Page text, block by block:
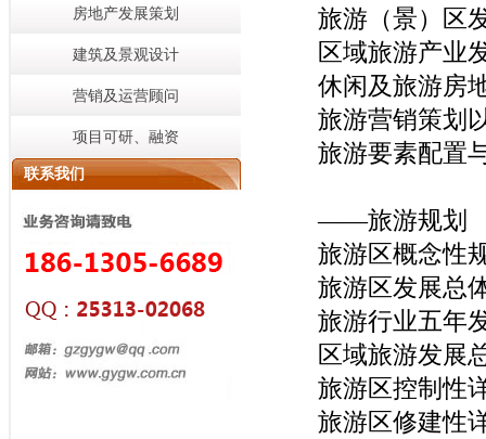
房地产发展策划
建筑及景观设计
营销及运营顾问
项目可研、融资
联系我们
旅游（景）区
区域旅游产业
休闲及旅游房
旅游营销策划
旅游要素配置
——旅游规划
旅游区概念性
旅游区发展总
旅游行业五年
区域旅游发展
旅游区控制性
旅游区修建性